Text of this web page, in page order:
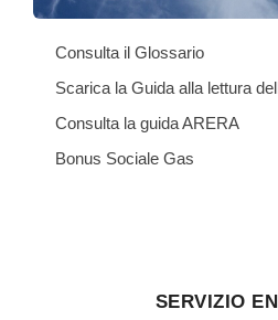
Consulta il Glossario
Scarica la Guida alla lettura
Consulta la guida ARERA
Bonus Sociale Gas
SERVIZIO